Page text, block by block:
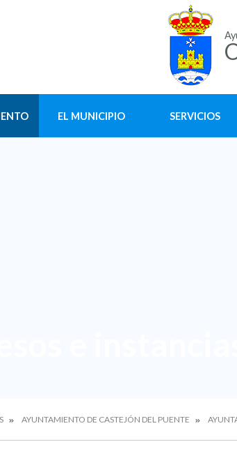
EL MUNICIPIO SERVICIOS
AYUNTAMIENTO DE CASTEJÓN DEL PUENTE